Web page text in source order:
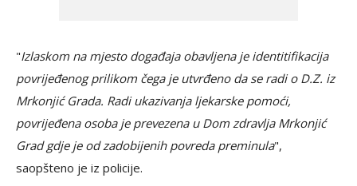
"Izlaskom na mjesto događaja obavljena je identitifikacija
povrijeđenog prilikom čega je utvrđeno da se radi o D.Z. iz
Mrkonjić Grada. Radi ukazivanja ljekarske pomoći,
povrijeđena osoba je prevezena u Dom zdravlja Mrkonjić
Grad gdje je od zadobijenih povreda preminula",
saopšteno je iz policije.